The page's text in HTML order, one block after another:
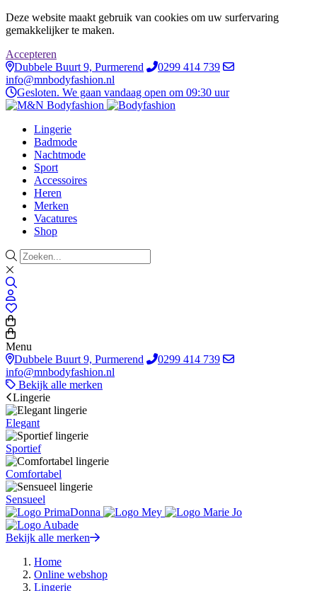
Deze website maakt gebruik van cookies om uw surfervaring
gemakkelijker te maken.
Accepteren
Dubbele Buurt 9, Purmerend
0299 414 739
info@mnbodyfashion.nl
Gesloten. We gaan vandaag open om 09:30 uur
Lingerie
Badmode
Nachtmode
Sport
Accessoires
Heren
Merken
Vacatures
Shop
Menu
Dubbele Buurt 9, Purmerend
0299 414 739
info@mnbodyfashion.nl
Bekijk alle merken
Lingerie
Elegant
Sportief
Comfortabel
Sensueel
Bekijk alle merken
Home
Online webshop
Lingerie